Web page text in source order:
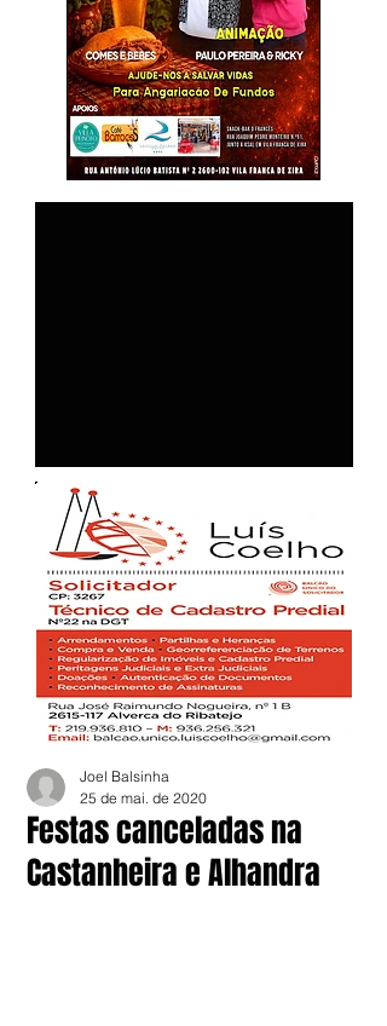
Festas canceladas na
Castanheira e Alhandra
Joel Balsinha
25 de mai. de 2020